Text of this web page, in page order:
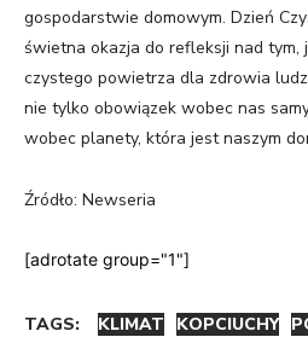
gospodarstwie domowym. Dzień
świetna okazja do refleksji nad tym,
czystego powietrza dla zdrowia
nie tylko obowiązek wobec nas
wobec planety, która jest naszym
Źródło: Newseria
[adrotate group="1"]
TAGS: KLIMAT KOPCIUCHY